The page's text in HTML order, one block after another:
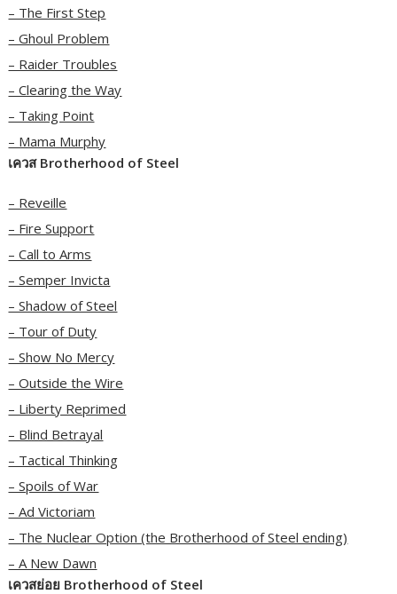
– The First Step
– Ghoul Problem
– Raider Troubles
– Clearing the Way
– Taking Point
– Mama Murphy
เควส Brotherhood of Steel
– Reveille
– Fire Support
– Call to Arms
– Semper Invicta
– Shadow of Steel
– Tour of Duty
– Show No Mercy
– Outside the Wire
– Liberty Reprimed
– Blind Betrayal
– Tactical Thinking
– Spoils of War
– Ad Victoriam
– The Nuclear Option (the Brotherhood of Steel ending)
– A New Dawn
เควสย่อย Brotherhood of Steel